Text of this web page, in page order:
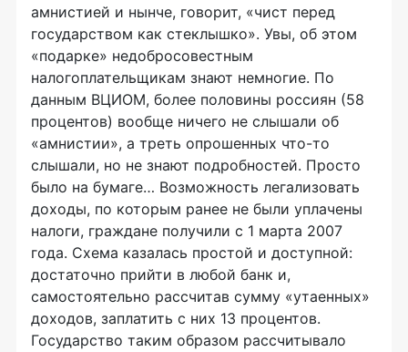
амнистией и нынче, говорит, «чист перед
государством как стеклышко». Увы, об этом
«подарке» недобросовестным
налогоплательщикам знают немногие. По
данным ВЦИОМ, более половины россиян (58
процентов) вообще ничего не слышали об
«амнистии», а треть опрошенных что-то
слышали, но не знают подробностей. Просто
было на бумаге… Возможность легализовать
доходы, по которым ранее не были уплачены
налоги, граждане получили с 1 марта 2007
года. Схема казалась простой и доступной:
достаточно прийти в любой банк и,
самостоятельно рассчитав сумму «утаенных»
доходов, заплатить с них 13 процентов.
Государство таким образом рассчитывало